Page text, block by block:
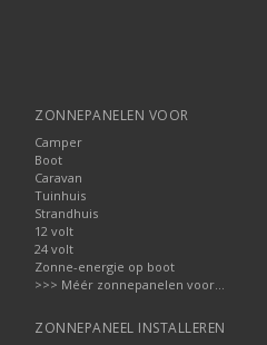
ZONNEPANELEN VOOR
Camper
Boot
Caravan
Tuinhuis
Strandhuis
12 volt
24 volt
Zonne-energie op boot
>>> Méér zonnepanelen voor...
ZONNEPANEEL INSTALLEREN